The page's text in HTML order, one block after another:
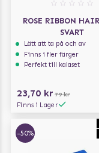
ROSE RIBBON
SVART
Lätt att ta på och av
Finns i fler färger
Perfekt till kalaset
23,70 kr 79 kr
Finns i Lager
-50%